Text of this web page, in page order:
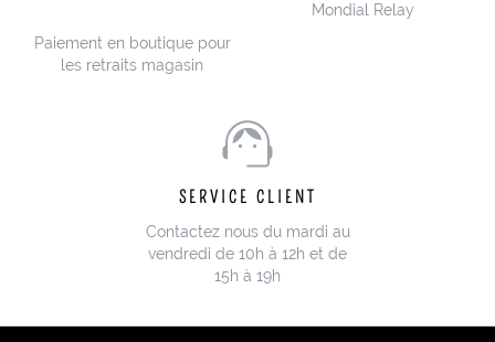
Paiement en boutique pour
les retraits magasin
Mondial Relay
SERVICE CLIENT
Contactez nous du mardi au
vendredi de 10h à 12h et de
15h à 19h